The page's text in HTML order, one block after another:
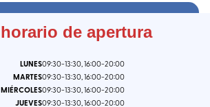
horario de apertura
LUNES09:30-13:30 , 16:00-20:00
MARTES09:30-13:30 , 16:00-20:00
MIÉRCOLES09:30-13:30 , 16:00-20:00
JUEVES09:30-13:30 , 16:00-20:00